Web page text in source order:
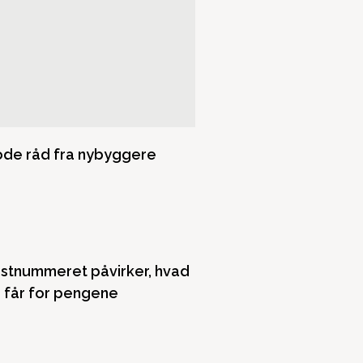
råd fra nybyggere
påvirker, hvad
får for pengene